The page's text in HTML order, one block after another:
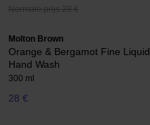
Normale prijs 28 €
Molton Brown
Orange & Bergamot Fine Liquid
Hand Wash
300 ml
28 €